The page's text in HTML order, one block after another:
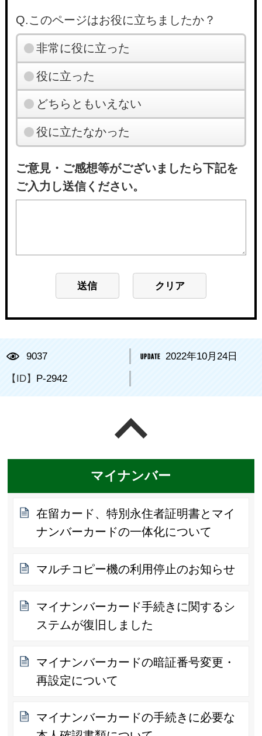
Q.このページはお役に立ちましたか？
非常に役に立った
役に立った
どちらともいえない
役に立たなかった
ご意見・ご感想等がございましたら下記を
ご入力し送信ください。
9037 2022年10月24日
【ID】 P-2942
マイナンバー
在留カード、特別永住者証明書とマイ
ナンバーカードの一体化について
マルチコピー機の利用停止のお知らせ
マイナンバーカード手続きに関するシ
ステムが復旧しました
マイナンバーカードの暗証番号変更・
再設定について
マイナンバーカードの手続きに必要な